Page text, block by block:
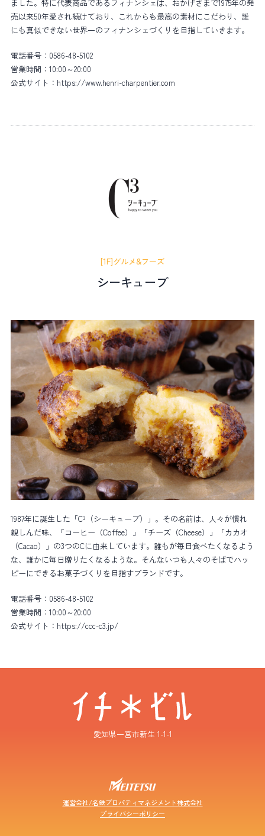
ました。特に代表商品であるフィナンシェは、おかげさまで1975年の発
売以来50年愛され続けており、これからも最高の素材にこだわり、誰
にも真似できない世界一のフィナンシェづくりを目指していきます。
電話番号： 0586-48-5102
営業時間： 10:00～20:00
公式サイト： https://www.henri-charpentier.com
[1F]グルメ&フーズ
シーキューブ
1987年に誕生した「C³（シーキューブ）」。その名前は、人々が慣れ
親しんだ味、「コーヒー（Coffee）」「チーズ（Cheese）」「カカオ
（Cacao）」の3つのCに由来しています。誰もが毎日食べたくなるよう
な、誰かに毎日贈りたくなるような。そんないつも人々のそばでハッ
ピーにできるお菓子づくりを目指すブランドです。
電話番号： 0586-48-5102
営業時間： 10:00～20:00
公式サイト： https://ccc-c3.jp/
愛知県一宮市新生 1-1-1
運営会社/名鉄プロパティマネジメント株式会社
プライバシーポリシー